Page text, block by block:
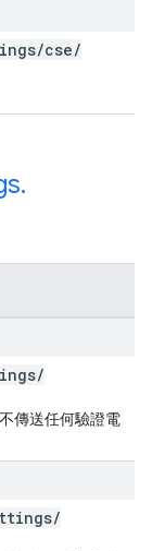
/cse/
.
/
不傳送任何驗證電
/